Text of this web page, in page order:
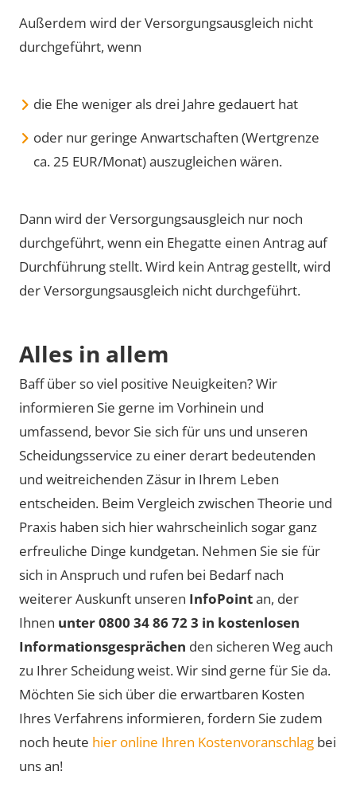
Außerdem wird der Versorgungsausgleich nicht
durchgeführt, wenn
die Ehe weniger als drei Jahre gedauert hat
oder nur geringe Anwartschaften (Wertgrenze
ca. 25 EUR/Monat) auszugleichen wären.
Dann wird der Versorgungsausgleich nur noch
durchgeführt, wenn ein Ehegatte einen Antrag auf
Durchführung stellt. Wird kein Antrag gestellt, wird
der Versorgungsausgleich nicht durchgeführt.
Alles in allem
Baff über so viel positive Neuigkeiten? Wir
informieren Sie gerne im Vorhinein und
umfassend, bevor Sie sich für uns und unseren
Scheidungsservice zu einer derart bedeutenden
und weitreichenden Zäsur in Ihrem Leben
entscheiden. Beim Vergleich zwischen Theorie und
Praxis haben sich hier wahrscheinlich sogar ganz
erfreuliche Dinge kundgetan. Nehmen Sie sie für
sich in Anspruch und rufen bei Bedarf nach
weiterer Auskunft unseren InfoPointan, der
Ihnen unter 0800 34 86 72 3 in kostenlosen
Informationsgesprächen den sicheren Weg auch
zu Ihrer Scheidung weist. Wir sind gerne für Sie da.
Möchten Sie sich über die erwartbaren Kosten
Ihres Verfahrens informieren, fordern Sie zudem
noch heute hier online Ihren Kostenvoranschlag bei
uns an!